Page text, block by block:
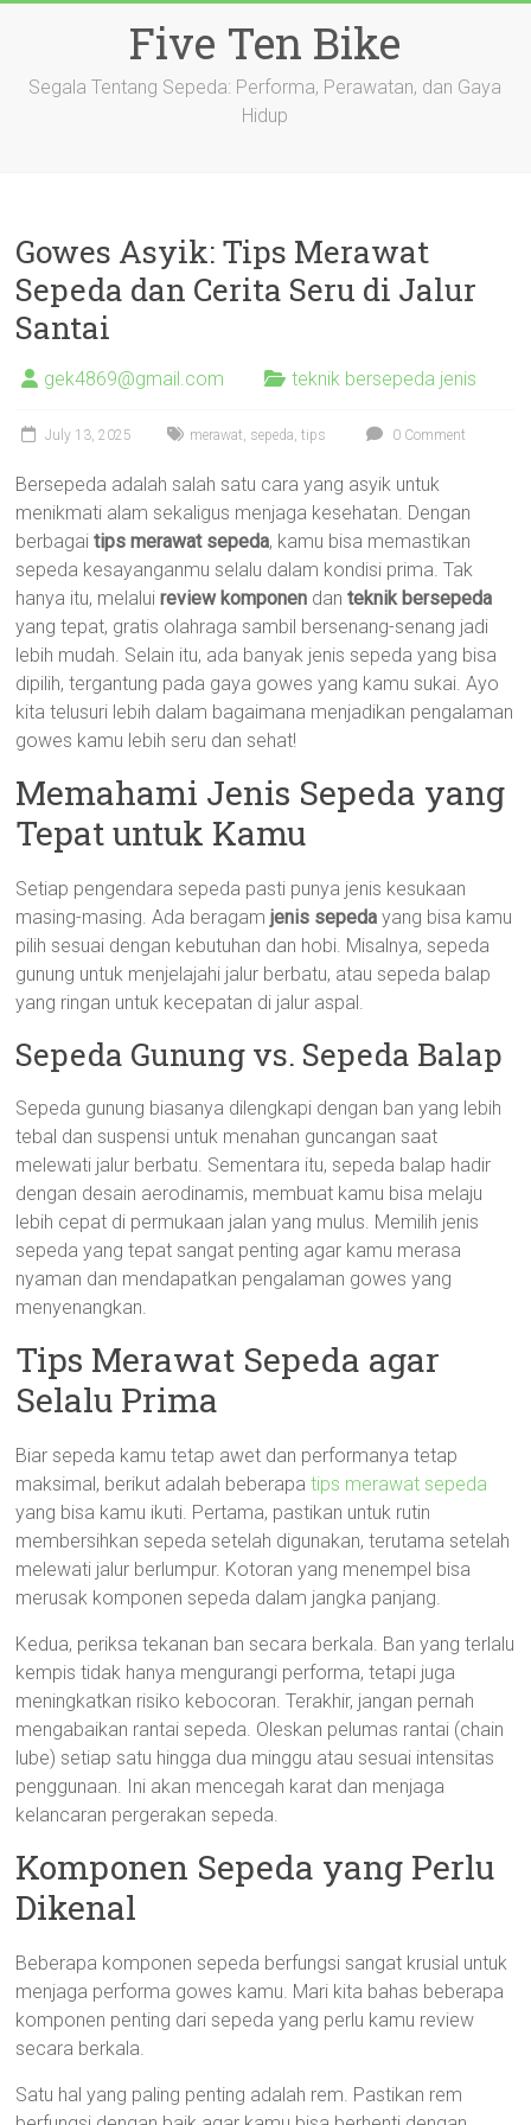
Five Ten Bike
Segala Tentang Sepeda: Performa, Perawatan, dan Gaya
Hidup
Gowes Asyik: Tips Merawat
Sepeda dan Cerita Seru di Jalur
Santai
gek4869@gmail.com teknik bersepeda jenis
July 13, 2025 merawat, sepeda,tips 0 Comment
Bersepeda adalah salah satu cara yang asyik untuk
menikmati alam sekaligus menjaga kesehatan. Dengan
berbagaitips merawat sepeda, kamu bisa memastikan
sepeda kesayanganmu selalu dalam kondisi prima. Tak
hanya itu, melaluireview komponen danteknik bersepeda
yang tepat, gratis olahraga sambil bersenang-senang jadi
lebih mudah. Selain itu, ada banyak jenis sepeda yang bisa
dipilih, tergantung pada gaya gowes yang kamu sukai. Ayo
kita telusuri lebih dalam bagaimana menjadikan pengalaman
gowes kamu lebih seru dan sehat!
Memahami Jenis Sepeda yang
Tepat untuk Kamu
Setiap pengendara sepeda pasti punya jenis kesukaan
masing-masing. Ada beragamjenis sepeda yang bisa kamu
pilih sesuai dengan kebutuhan dan hobi. Misalnya, sepeda
gunung untuk menjelajahi jalur berbatu, atau sepeda balap
yang ringan untuk kecepatan di jalur aspal.
Sepeda Gunung vs. Sepeda Balap
Sepeda gunung biasanya dilengkapi dengan ban yang lebih
tebal dan suspensi untuk menahan guncangan saat
melewati jalur berbatu. Sementara itu, sepeda balap hadir
dengan desain aerodinamis, membuat kamu bisa melaju
lebih cepat di permukaan jalan yang mulus. Memilih jenis
sepeda yang tepat sangat penting agar kamu merasa
nyaman dan mendapatkan pengalaman gowes yang
menyenangkan.
Tips Merawat Sepeda agar
Selalu Prima
Biar sepeda kamu tetap awet dan performanya tetap
maksimal, berikut adalah beberapatips merawat sepeda
yang bisa kamu ikuti. Pertama, pastikan untuk rutin
membersihkan sepeda setelah digunakan, terutama setelah
melewati jalur berlumpur. Kotoran yang menempel bisa
merusak komponen sepeda dalam jangka panjang.
Kedua, periksa tekanan ban secara berkala. Ban yang terlalu
kempis tidak hanya mengurangi performa, tetapi juga
meningkatkan risiko kebocoran. Terakhir, jangan pernah
mengabaikan rantai sepeda. Oleskan pelumas rantai (chain
lube) setiap satu hingga dua minggu atau sesuai intensitas
penggunaan. Ini akan mencegah karat dan menjaga
kelancaran pergerakan sepeda.
Komponen Sepeda yang Perlu
Dikenal
Beberapa komponen sepeda berfungsi sangat krusial untuk
menjaga performa gowes kamu. Mari kita bahas beberapa
komponen penting dari sepeda yang perlu kamu review
secara berkala.
Satu hal yang paling penting adalah rem. Pastikan rem